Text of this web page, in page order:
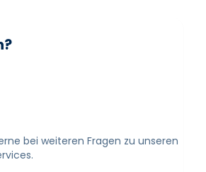
bei weiteren Fragen zu unseren